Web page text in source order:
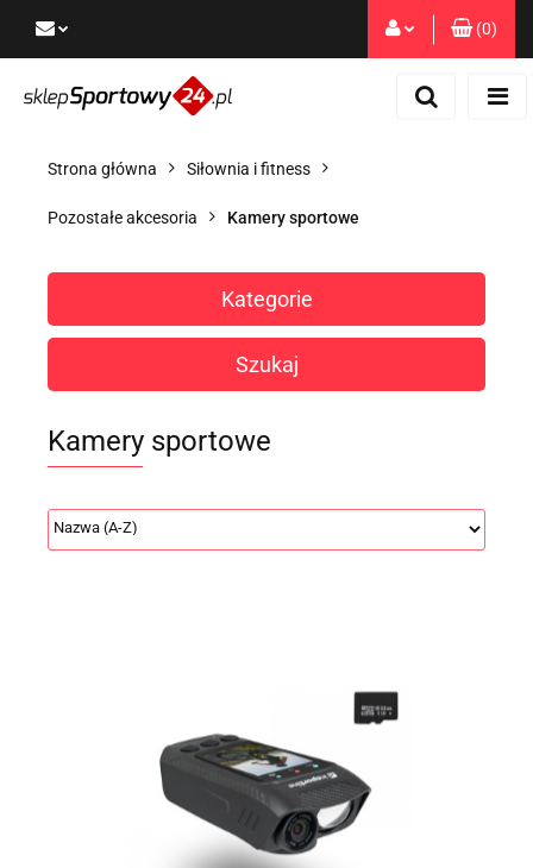
Dodaj zgłoszenie
(0)
Strona główna Siłownia i fitness
Pozostałe akcesoria Kamery sportowe
Kategorie
Szukaj
Kamery sportowe